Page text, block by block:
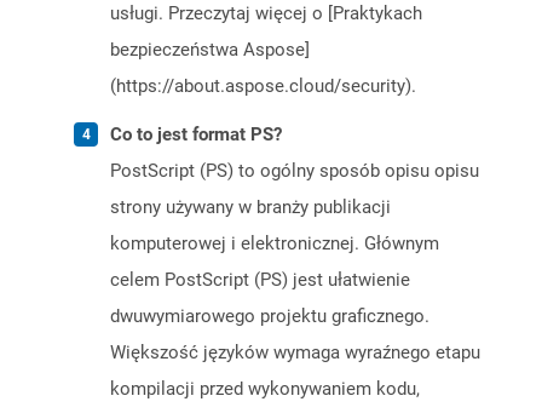
usługi. Przeczytaj więcej o [Praktykach
bezpieczeństwa Aspose]
(https://about.aspose.cloud/security).
Co to jest format PS?
PostScript (PS) to ogólny sposób opisu opisu
strony używany w branży publikacji
komputerowej i elektronicznej. Głównym
celem PostScript (PS) jest ułatwienie
dwuwymiarowego projektu graficznego.
Większość języków wymaga wyraźnego etapu
kompilacji przed wykonywaniem kodu,